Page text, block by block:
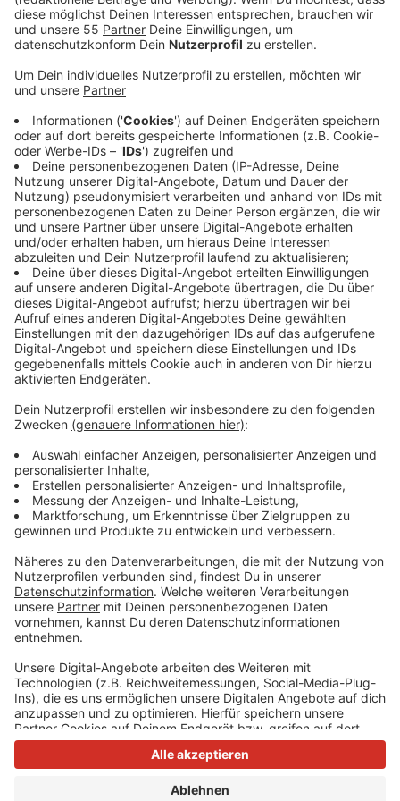
Veröffentlicht:Montag, 03.06.2019 15:20
Hat das Personalkarussell um den SPD-Vorsitz
Auswirkungen auf die GroKo - und wenn ja welche? Für
CDU-Vize Bouffier ist der Bestand der großen Koalition
von der Stabilisierung der SPD nach dem Rücktritt
ihrer Partei- und Fraktionschefin Andrea Nahles
abhängig. Schaffe es die SPD sich zu stabilisieren,
dann bleiben die Sozialdemokraten auch
Koalitionspartner, sagte Bouffier.
Für Peter Beyer, den CDU-Bundestagsabgeordneten
für Heiligenhaus, Velbert, Wülfrath und Ratingen, ist
klar: Die GroKo bleibt bestehen. Das sagte er im Radio
Neandertal Interview. Nach dem Rücktritt von SPD-
Parteichefin Nahles könnte ein Trio den Vorsitz
übernehmen. Es handelt sich um die bisherigen Vize-
Thorsten Schäfer-Gümbel. Das hat der SPD-
Parteivorstand vorgeschlagen.
Anzeige
Anzeige